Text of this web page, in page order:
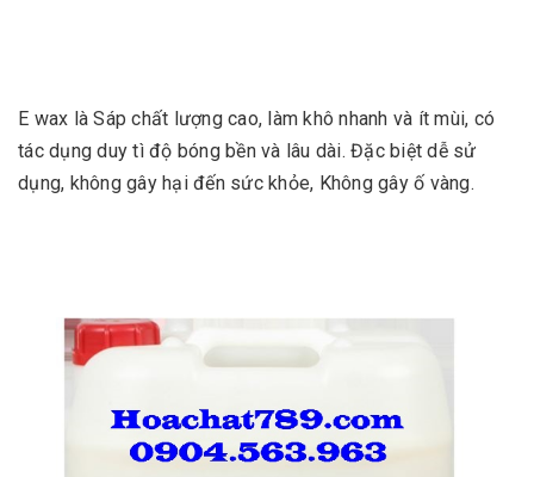
E wax là Sáp chất lượng cao, làm khô nhanh và ít mùi, có
tác dụng duy tì độ bóng bền và lâu dài. Đặc biệt dễ sử
dụng, không gây hại đến sức khỏe, Không gây ố vàng.